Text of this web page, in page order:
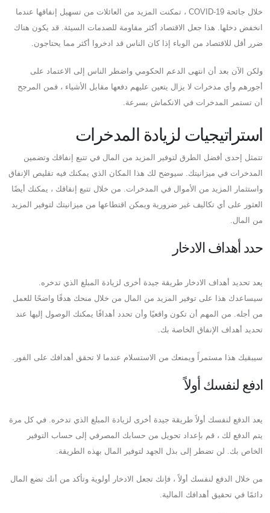
خلال جائحة COVID-19 ، تمكنت المزيد من العائلات من تسهيل إنفاقها عندما
انخفض دخلها. هذا جعل الاقتصاد أكثر مقاومة للصدمات السيئة. قد يكون هناك
ضرر أقل للاقتصاد من الوباء إذا كان الناس قد ادخروا أكثر مما يحتاجون.
ولكن الآن بعد أن انتهى الدعم الحكومي واضطر الناس إلى الاعتماد على
أجورهم وأي مدخرات لا يزال يتعين عليهم دفعها مقابل الأشياء ، فمن المرجح
أن تستمر المدخرات في الانكماش بسرعة.
استراتيجيات لزيادة المدخرات
تتمثل إحدى أفضل الطرق لتوفير المزيد من المال في تتبع إنفاقك وتضمين
المدخرات في ميزانيتك. سيوضح لك هذا المكان الذي يمكنك فيه تقليص الإنفاق
واستثمار المزيد من الأموال في المدخرات. من خلال تتبع إنفاقك ، يمكنك أيضًا
العثور على أي تكاليف غير ضرورية ويمكن اقتطاعها من ميزانيتك لتوفير المزيد
من المال.
حدد أهداف الادخار
يعد تحديد أهداف الادخار طريقة جيدة أخرى لزيادة المبلغ الذي تدخره.
سيساعدك هذا على توفير المزيد من المال من خلال منحك هدفًا واضحًا للعمل
من أجله. من المهم أن تكون واقعيًا وأن تحدد أهدافًا يمكنك الوصول إليها عند
تحديد أهداف الإنفاق الخاصة بك.
سيبقيك هذا مستمراً ويمنعك من الاستسلام عندما لا تحقق أهدافك على الفور.
ادفع لنفسك أولاً
يعد الدفع لنفسك أولاً طريقة جيدة أخرى لزيادة المبلغ الذي تدخره. في كل مرة
يتم الدفع لك ، قم بإعداد تحويل من حسابك المصرفي إلى حساب التوفير
الخاص بك. لن تضطر إلى بذل الجهد لتوفير المال بهذه الطريقة.
من خلال الدفع لنفسك أولاً ، فإنك تجعل الادخار أولوية وتأكد من أنك تضع المال
دائمًا في تحقيق أهدافك المالية.